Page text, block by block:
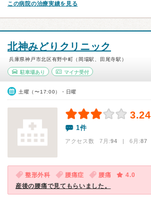
この病院の治療実績を見る
北神みどりクリニック
兵庫県神戸市北区有野中町（岡場駅、田尾寺駅）
駐車場あり マイナ受付
土曜（〜17:00）・日曜
3.24
1件
アクセス数 7月:94 | 6月:87
整形外科 腰痛症 腰痛
4.0
産後の腰痛で見てもらいました。